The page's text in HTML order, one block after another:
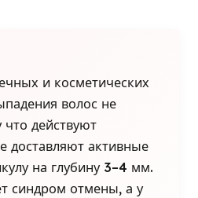
и косметических
волос не
действуют
доставляют активные
на глубину 3–4 мм.
синдром отмены, а у